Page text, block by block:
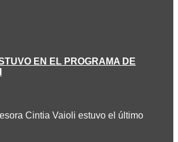
EN EL PROGRAMA DE
Cintia Vaioli estuvo el último